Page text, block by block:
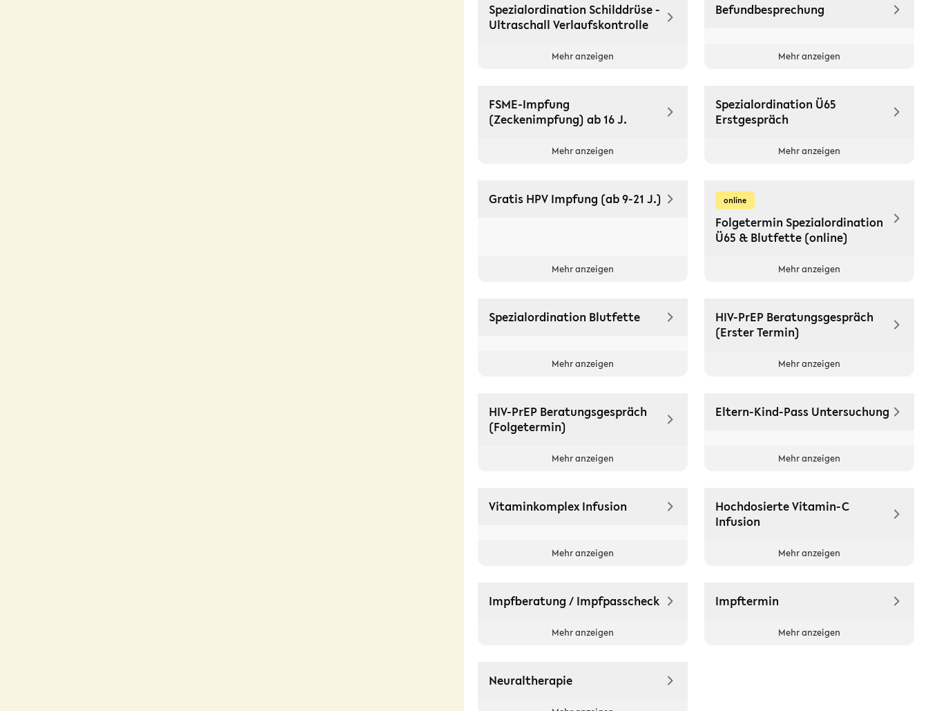
Spezialordination Schilddrüse -
Ultraschall Verlaufskontrolle
Mehr anzeigen
Befundbesprechung
Mehr anzeigen
FSME-Impfung
(Zeckenimpfung) ab 16 J.
Mehr anzeigen
Spezialordination Ü65
Erstgespräch
Mehr anzeigen
Gratis HPV Impfung (ab 9-21 J.)
Mehr anzeigen
online
Folgetermin Spezialordination
Ü65 & Blutfette (online)
Mehr anzeigen
Spezialordination Blutfette
Mehr anzeigen
HIV-PrEP Beratungsgespräch
(Erster Termin)
Mehr anzeigen
HIV-PrEP Beratungsgespräch
(Folgetermin)
Mehr anzeigen
Eltern-Kind-Pass Untersuchung
Mehr anzeigen
Vitaminkomplex Infusion
Mehr anzeigen
Hochdosierte Vitamin-C
Infusion
Mehr anzeigen
Impfberatung / Impfpasscheck
Mehr anzeigen
Impftermin
Mehr anzeigen
Neuraltherapie